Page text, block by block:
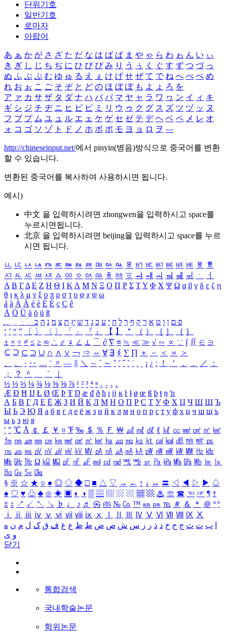
단위기호
일반기호
로마자
아랍어
あ ぁ か が さ ざ た だ な は ば ぱ ま や ゃ ら わ ゎ ん い ぃ
き ぎ し じ ち ぢ に ひ び ぴ み り う ぅ く ぐ す ず つ づ っ
ぬ ふ ぶ ぷ む ゆ ゅ る え ぇ け げ せ ぜ て で ね へ べ ぺ め
れ お ぉ こ ご そ ぞ と ど の ほ ぼ ぽ も よ ょ ろ を
ア ァ カ サ ザ タ ダ ナ ハ バ パ マ ヤ ャ ラ ワ ヮ ン イ ィ キ
ギ シ ジ チ ヂ ニ ヒ ビ ピ ミ リ ウ ゥ ク グ ス ズ ツ ヅ ッ ヌ
フ ブ プ ム ユ ュ ル エ ェ ケ ゲ セ ゼ テ デ ヘ ベ ペ メ レ オ
ォ コ ゴ ソ ゾ ト ド ノ ホ ボ ポ モ ヨ ョ ロ ヲ ―
http://chineseinput.net/에서 pinyin(병음)방식으로 중국어를 변환
할 수 있습니다.
변환된 중국어를 복사하여 사용하시면 됩니다.
예시)
中文 을 입력하시려면 zhongwen을 입력하시고 space를
누르시면됩니다.
北京 을 입력하시려면 beijing을 입력하시고 space를 누르
시면 됩니다.
ㅥ ㅦ ㅧ ㅨ ㅩ ㅪ ㅫ ㅬ ㅭ ㅮ ㅯ ㅰ ㅱ ㅲ ㅳ ㅴ ㅵ ㅶ ㅷ ㅸ
ㅹ
ㅺ ㅻ ㅼ ㅽ ㅾ ㅿ ㆀ ㆁ ㆂ ㆃ ㆄ ㆅ ㆆ ㆇ ㆈ ㆉ ㆊ ㆋ ㆌ ㆍ
ㆎ
Α Β ΓΔ Ε Ζ Η Θ Ι ΚΛ Μ Ν Ξ Ο Π Ρ Σ ΤΥ Φ Χ Ψ Ω α β γ δ ε ζ η
θ ι κ λ μ ν ξ ο π ρ σ τ υ φ χ ψ ω
á à Á À é è É È ç Ç ê
Ä Ö Ü ä ö ü ß
ִֶֹ ֻּ ׁׂ פ ם ן ו ט א ר ק ף ך ל ח י ע כ ג ד ש ץ ת צ מ נ ה ב
‘ ’ “ ” 〔 〕 〈 〉 「 」 『 』 【 】 ＂ （ ） ［ ］ ｛ ｝
± × ÷ ≠ ≤ ≥ ∞ ∴ ♂ ♀ ∠ ⊥ ⌒ ∂ ∇ ≡ ≒ ≪ ≫ √ ∽ ∝ ∵ ∫ ∬ ∈ ∋
⊆ ⊇ ⊂ ⊃ ∪ ∩ ∧ ∨ ￢ ⇒ ⇔ ∀ ∃ ∮ ∑ ∏ ＋ － ＜ ＝
＞
、
。 · ‥ … ¨ 〃 ― ＼ ∼ ´ ～ ˇ ˘ ˝ ˚ ˙ ¸ ¡ ¿ ː ！ ＇ ， ． ／
：
；
？ ＾ ｀
½ ⅓ ⅔ ¼ ¾ ⅛ ⅜ ⅝ ⅞ ¹ ² ³ ⁴ ⁿ ₁ ₂ ₃ ₄
Æ Ð Ħ Ĳ Ł Ø Œ Þ Ŧ Ŋ æ đ ð ħ ı ĳ ĸ ŀ ł ø œ ß þ ŧ ŋ ŉ
А Б В Г Д Е Ё Ж З И Й К Л М Н О П Р С Т У Ф Х Ц Ч Ш Щ Ъ
Ы Ь Э Ю Я а б в г д е ё ж з и й к л м н о п р с т у ф х ц ч ш щ ъ
ы ь э ю я
′ ″ ℃ Å ￠ ￡ ￥ ¤ ℉ ‰ ＄ ％ Ｆ ￦ ㎕ ㎖ ㎗ ℓ ㎘ ㏄ ㎣ ㎤ ㎥ ㎦
㎙ ㎚ ㎛ ㎜ ㎝ ㎞ ㎟ ㎠ ㎡ ㎢ ㏊ ㎍ ㎎ ㎏ ㏏ ㎈ ㎉ ㏈ ㎧ ㎨ ㎰
㎱ ㎲ ㎳ ㎴ ㎵ ㎶ ㎷ ㎸ ㎹ ㎀ ㎁ ㎂ ㎃ ㎄ ㎺ ㎻ ㎽ ㎾ ㎿ ㎐ ㎑
㎒ ㎓ ㎔ Ω ㏀ ㏁ ㎊ ㎋ ㎌ ㏖ ㏅ ㎭ ㎮ ㎯ ㏛ ㎩ ㎪ ㎫ ㎬ ㏝ ㏐
㏓
㏃ ㏉ ㏜ ㏆
§ ※ ☆ ★ ○ ● ◎ ◇ ◆ □ ■ △ ▽ → ← ↑ ↓ ↔ 〓 ◁ ◀ ▷ ▶ ♤
♠ ♡ ♥ ♧ ♣ ⊙ ◈ ▣ ◐ ◑ ▒ ▤ ▨ ▧ ▦ ▩ ♨ ☏ ☎ ☜ ☞ ¶ †
‡ ↕ ↗ ↙ ↖ ↘ ♭ ♩ ♪ ♬ ㉿ ㈜ № ㏇ ™ ㏂ ㏘ ℡ ＃ ＆ ＊ ＠ ª º
ⅰ
ⅱ ⅲ ⅳ ⅴ ⅵ ⅶ ⅷ ⅸ ⅹ Ⅳ Ⅴ Ⅵ Ⅶ Ⅷ Ⅸ Ⅹ
ب ت ث ج ح خ د ذ ر ز س ش ص ض ط ظ ع غ ف ق ک ل م ن ه
و ی
닫기
통합검색
국내학술논문
학위논문